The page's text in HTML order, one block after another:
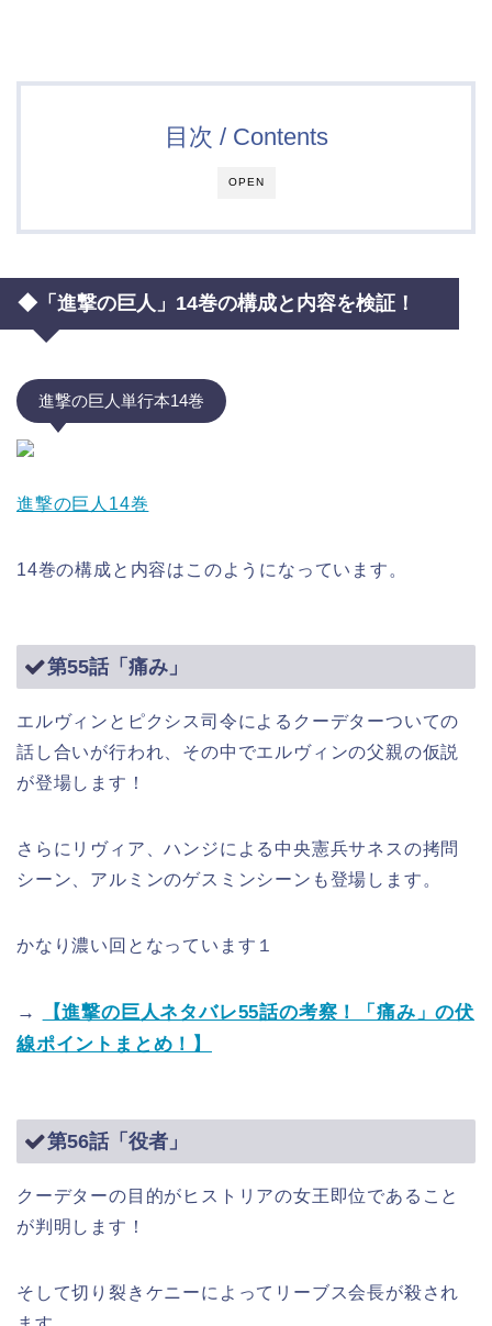
OPEN
目次 / Contents
◆「進撃の巨人」14巻の構成と内容を検証！
進撃の巨人単行本14巻
進撃の巨人14巻
14巻の構成と内容はこのようになっています。
第55話「痛み」
エルヴィンとピクシス司令によるクーデターついての
話し合いが行われ、その中でエルヴィンの父親の仮説
が登場します！
さらにリヴィア、ハンジによる中央憲兵サネスの拷問
シーン、アルミンのゲスミンシーンも登場します。
かなり濃い回となっています１
→
【進撃の巨人ネタバレ55話の考察！「痛み」の伏
線ポイントまとめ！】
第56話「役者」
クーデターの目的がヒストリアの女王即位であること
が判明します！
そして切り裂きケニーによってリーブス会長が殺され